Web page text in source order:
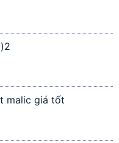
malic giá tốt